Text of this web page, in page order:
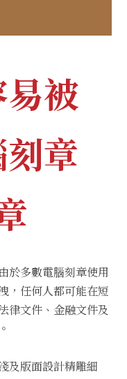
被
章
於多數電腦刻章使用
，任何人都可能在短
律文件、金融文件及
及版面設計精雕細